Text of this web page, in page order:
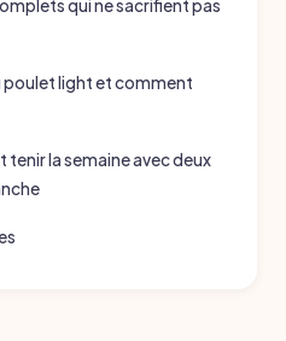
qui ne sacrifient pas
poulet light et comment
tenir la semaine avec deux